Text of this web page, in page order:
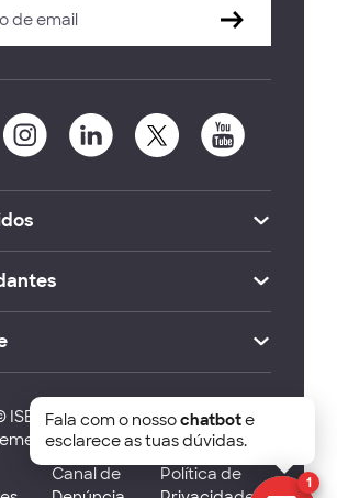
Lisbon School of Economics
2026
Canal de
Política de
1
Fala com o nossochatbote
esclarece as tuas dúvidas.